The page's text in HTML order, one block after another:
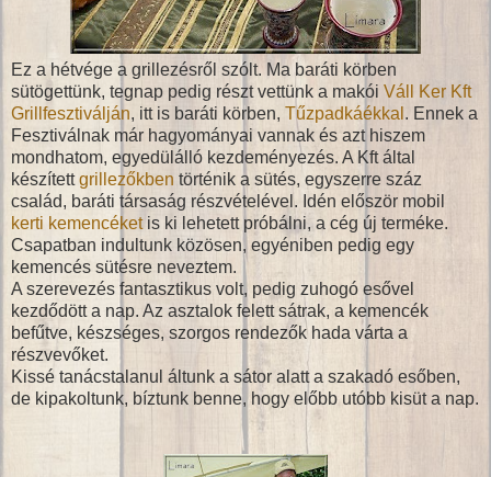
Ez a hétvége a grillezésről szólt. Ma baráti körben
sütögettünk, tegnap pedig részt vettünk a makói Váll Ker Kft
Grillfesztiválján, itt is baráti körben, Tűzpadkáékkal . Ennek a
Fesztiválnak már hagyományai vannak és azt hiszem
mondhatom, egyedülálló kezdeményezés. A Kft által
készítettgrillezőkben történik a sütés, egyszerre száz
család, baráti társaság részvételével. Idén először mobil
kerti kemencéketis ki lehetett próbálni, a cég új terméke.
Csapatban indultunk közösen, egyéniben pedig egy
kemencés sütésre neveztem.
A szerevezés fantasztikus volt, pedig zuhogó esővel
kezdődött a nap. Az asztalok felett sátrak, a kemencék
befűtve, készséges, szorgos rendezők hada várta a
részvevőket.
Kissé tanácstalanul áltunk a sátor alatt a szakadó esőben,
de kipakoltunk, bíztunk benne, hogy előbb utóbb kisüt a nap.